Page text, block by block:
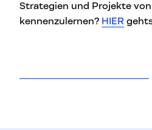
Strategien und Projekte von
kennenzulernen? HIER